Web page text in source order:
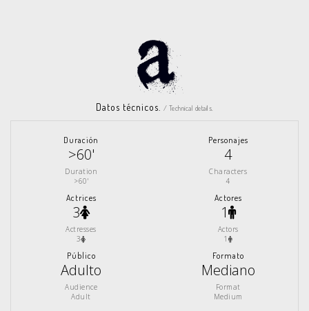
Datos técnicos. / Technical details.
Duración
>60'
Duration
>60'
Personajes
4
Characters
4
Actrices
3
Actresses
3
Actores
1
Actors
1
Público
Adulto
Audience
Adult
Formato
Mediano
Format
Medium